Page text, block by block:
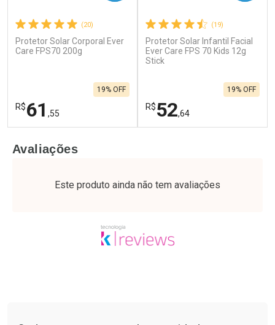
(20)
Protetor Solar Corporal Ever
Care FPS70 200g
R$61 ,55
19% OFF
Laboratório
Por Menos
(19)
Protetor Solar Infantil Facial
Ever Care FPS 70 Kids 12g
Stick
R$52,64
19% OFF
Laboratório
Por Menos
Avaliações
Este produto ainda não tem avaliações